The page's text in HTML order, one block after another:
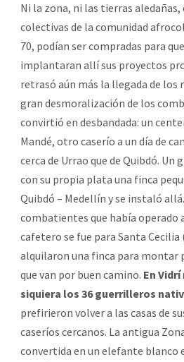
Ni la zona, ni las tierras aledañas,
colectivas de la comunidad
70, podían ser compradas para
implantaran allí sus proyectos
retrasó aún más la llegada de los
gran desmoralización de los
convirtió en desbandada: un
Mandé, otro caserío a un día de
cerca de Urrao que de Quibdó.
con su propia plata una finca
Quibdó – Medellín y se instaló
combatientes que había operado
cafetero se fue para Santa Cecilia
alquilaron una finca para montar
que van por buen camino. En
siquiera los 36 guerrilleros
prefirieron volver a las casas de
caseríos cercanos. La antigua
convertida en un elefante blanco